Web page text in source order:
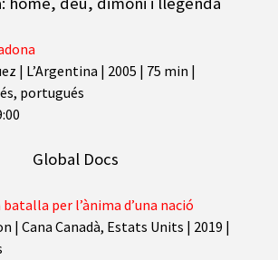
| L’Argentina | 2005 | 75 min |
portugués
Global Docs
batalla per l’ànima d’una nació
| Cana Canadà, Estats Units | 2019 |